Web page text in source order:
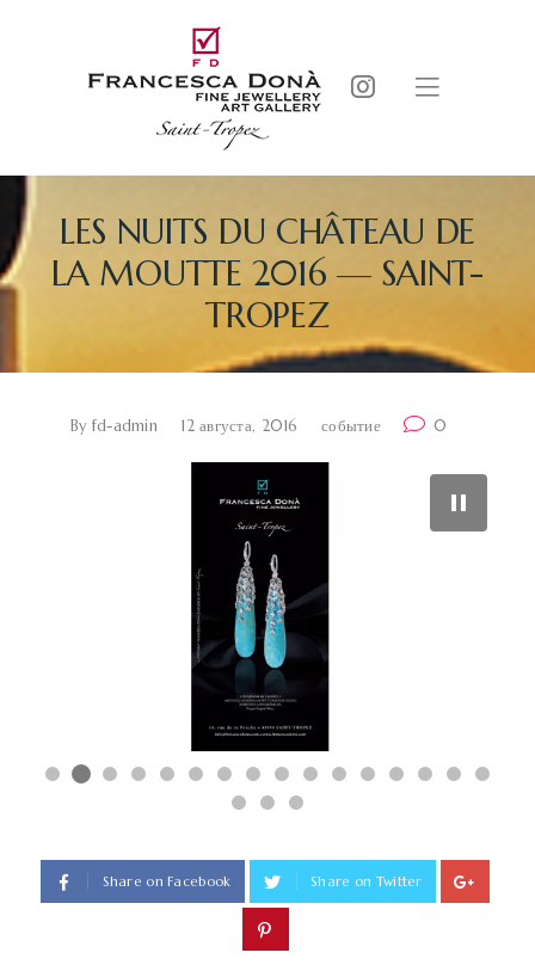
LES NUITS DU CHÂTEAU DE
LA MOUTTE 2016 — SAINT-
TROPEZ
By fd-admin 12 августа, 2016 событие 0
Share on Facebook Share on Twitter